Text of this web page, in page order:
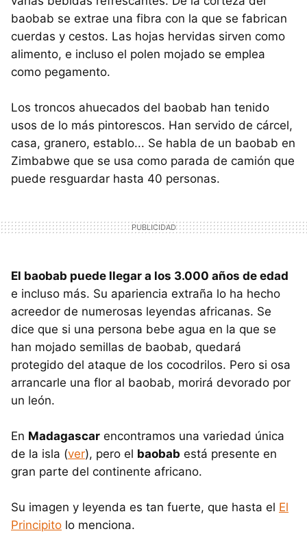
baobab se extrae una fibra con la que se fabrican
cuerdas y cestos. Las hojas hervidas sirven como
alimento, e incluso el polen mojado se emplea
como pegamento.
Los troncos ahuecados del baobab han tenido
usos de lo más pintorescos. Han servido de cárcel,
casa, granero, establo... Se habla de un baobab en
Zimbabwe que se usa como parada de camión que
puede resguardar hasta 40 personas.
El baobab puede llegar a los 3.000 años de edad
e incluso más. Su apariencia extraña lo ha hecho
acreedor de numerosas leyendas africanas. Se
dice que si una persona bebe agua en la que se
han mojado semillas de baobab, quedará
protegido del ataque de los cocodrilos. Pero si osa
arrancarle una flor al baobab, morirá devorado por
un león.
En Madagascar encontramos una variedad única
de la isla (ver), pero el baobab está presente en
gran parte del continente africano.
Su imagen y leyenda es tan fuerte, que hasta el El
Principito lo menciona.